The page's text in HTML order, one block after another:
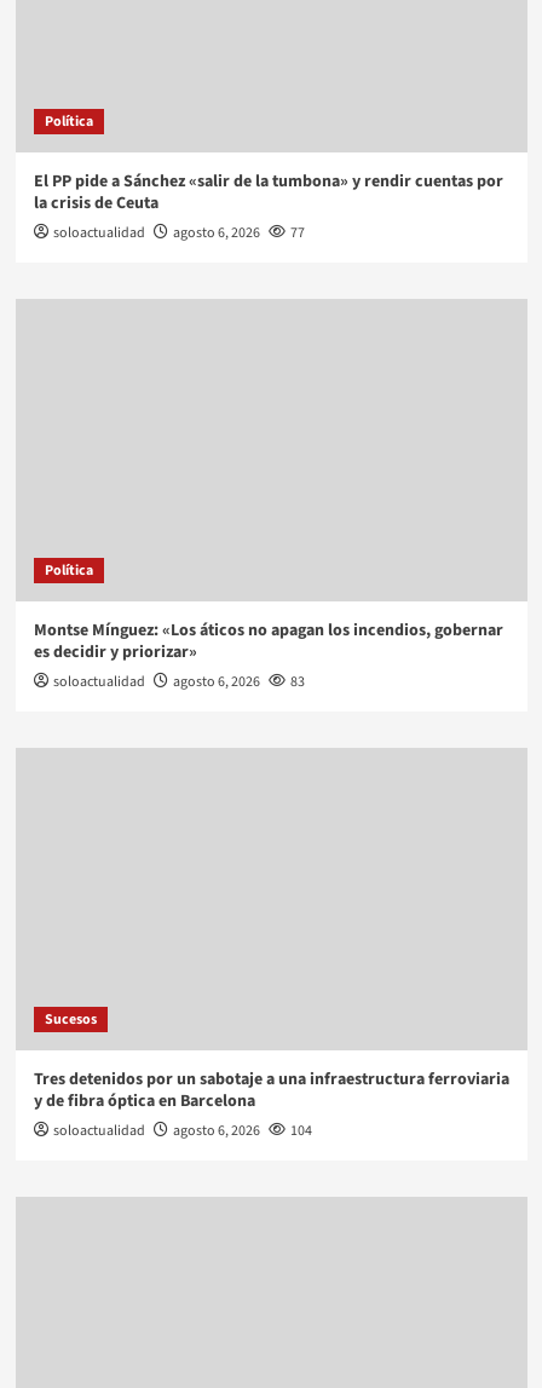
Política
El PP pide a Sánchez «salir de la tumbona» y rendir cuentas por
la crisis de Ceuta
soloactualidad agosto 6, 2026 77
Política
Montse Mínguez: «Los áticos no apagan los incendios, gobernar
es decidir y priorizar»
soloactualidad agosto 6, 2026 83
Sucesos
Tres detenidos por un sabotaje a una infraestructura ferroviaria
y de fibra óptica en Barcelona
soloactualidad agosto 6, 2026 104